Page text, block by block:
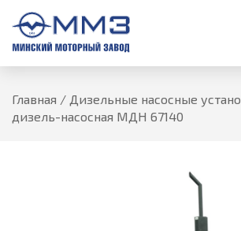
Главная / Дизельные насосные
дизель-насосная МДН 67140